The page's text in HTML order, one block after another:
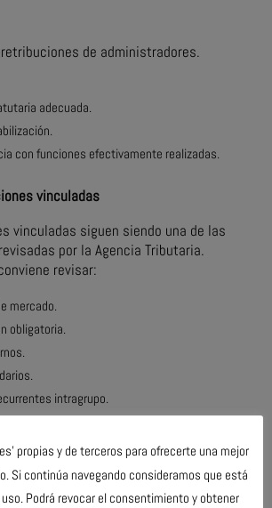
de administradores.
adecuada.
con funciones efectivamente realizadas.
vinculadas
vinculadas siguen siendo una de las
por la Agencia Tributaria.
revisar:
mercado.
obligatoria.
intragrupo.
el límite temporal de
propias y de terceros para ofrecerte una mejor
Si continúa navegando consideramos que está
Podrá revocar el consentimiento y obtener